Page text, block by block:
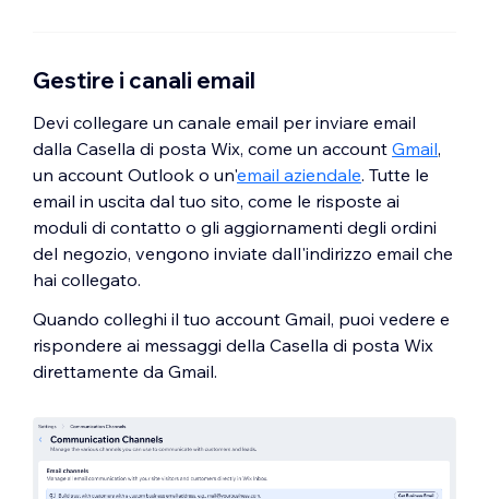
Gestire i canali email
Devi collegare un canale email per inviare email
dalla Casella di posta Wix, come un account Gmail,
un account Outlook o un'email aziendale. Tutte le
email in uscita dal tuo sito, come le risposte ai
moduli di contatto o gli aggiornamenti degli ordini
del negozio, vengono inviate dall'indirizzo email che
hai collegato.
Quando colleghi il tuo account Gmail, puoi vedere e
rispondere ai messaggi della Casella di posta Wix
direttamente da Gmail.